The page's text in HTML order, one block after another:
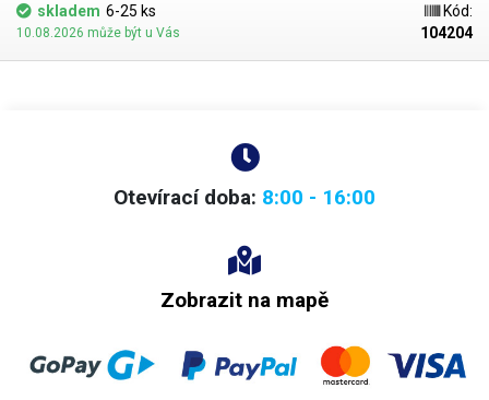
skladem 6-25 ks
10.08.2026 může být u Vás
Kód:
104204
Otevírací doba: 8:00 - 16:00
Zobrazit na mapě